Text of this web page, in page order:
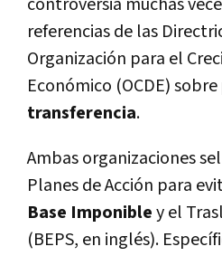
controversia muchas
referencias de las
Organización para el
Económico (OCDE) sobre
transferencia.
Ambas organizaciones
Planes de Acción para
Base Imponibley el
(BEPS, en inglés).